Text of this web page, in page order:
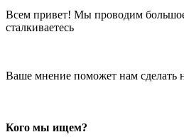
Всем привет! Мы проводим большое
сталкиваетесь
Ваше мнение поможет нам сделать
Кого мы ищем?